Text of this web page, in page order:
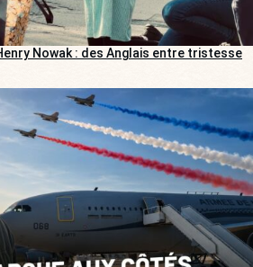
Nowak : des Anglais entre tristesse